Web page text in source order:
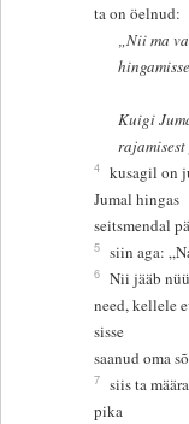
ta on öelnud:
„Nii ma
Kuigi
rajamisest
4 kusagil on
Jumal hingas
seitsmendal
5 siin aga:
6 Nii jääb
need, kellele
sisse
saanud oma
7 siis ta
pika